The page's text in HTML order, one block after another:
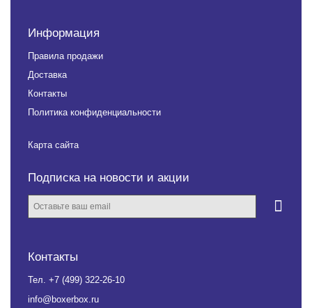
Информация
Правила продажи
Доставка
Контакты
Политика конфиденциальности
Карта сайта
Подписка на новости и акции
Контакты
Тел. +7 (499) 322-26-10
info@boxerbox.ru